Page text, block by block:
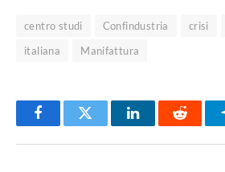
centro studi Confindustria crisi
italiana
Manifattura
FacebookTwitter LinkedInReddit